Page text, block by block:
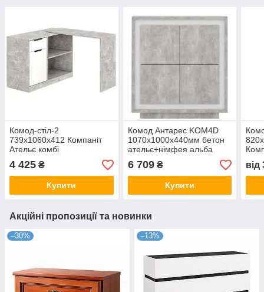
Комод-стіл-2
739х1060х412 Компаніт
Ательє комбі
4 425 ₴
Купити
Комод Антарес KOM4D
1070х1000х440мм бетон
ательє+німфея альба
Гербор
6 709₴
Купити
від
Акційні пропозиції та новинки
–30% –13%